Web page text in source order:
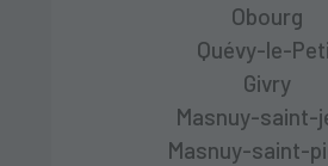
Obourg
Quévy-le-
Givry
Masnuy-saint-
Masnuy-saint-